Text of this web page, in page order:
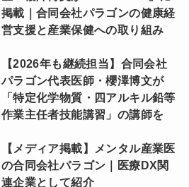
掲載｜合同会社パラゴンの健康経
営支援と産業保健への取り組み
【2026年も継続担当】合同会社
パラゴン代表医師・櫻澤博文が
「特定化学物質・四アルキル鉛等
作業主任者技能講習」の講師を
【メディア掲載】メンタル産業医
の合同会社パラゴン｜医療DX関
連企業として紹介